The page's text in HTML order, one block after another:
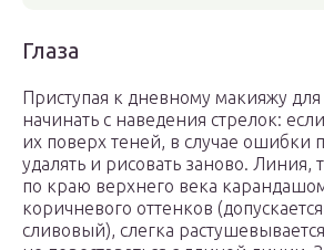
Глаза
Приступая к дневному макияжу для
начинать с наведения стрелок:
их поверх теней, в случае ошибки
удалять и рисовать заново. Линия,
по краю верхнего века
коричневого оттенков
сливовый), слегка